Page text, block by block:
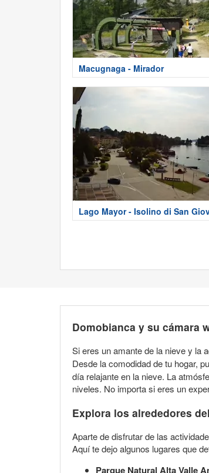
Macugnaga - Mirador
Lago Mayor - Isolino di San
Domobianca y su cámara
Si eres un amante de la nieve y la
Desde la comodidad de tu hogar,
día relajante en la nieve. La
niveles. No importa si eres un
Explora los alrededores
Aparte de disfrutar de las
Aquí te dejo algunos lugares que
Parque Natural Alta Valle